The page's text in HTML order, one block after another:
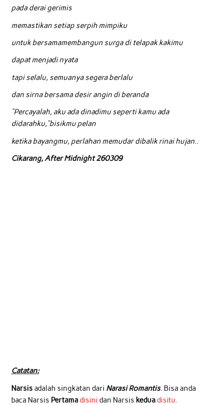
pada derai gerimis
memastikan setiap serpih mimpiku
untuk bersamamembangun surga di telapak kakimu
dapat menjadi nyata
tapi selalu, semuanya segera berlalu
dan sirna bersama desir angin di beranda
“Percayalah, aku ada dinadimu seperti kamu ada
didarahku,”bisikmu pelan
ketika bayangmu, perlahan memudar dibalik rinai hujan..
Cikarang, After Midnight 260309
Catatan:
Narsisadalah singkatan dari Narasi Romantis. Bisa anda
baca Narsis Pertamadisini dan Narsis keduadisitu.